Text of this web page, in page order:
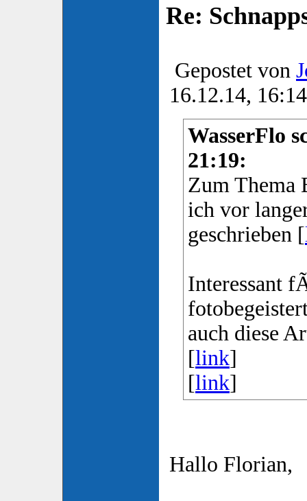
Re:
Gepostet von
16.12.14, 16:14
WasserFlo
21:19:
Zum Thema
ich vor
geschrieben [
Interessant
auch diese
[link]
[link]
Hallo Florian,